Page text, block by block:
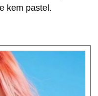
kem pastel.